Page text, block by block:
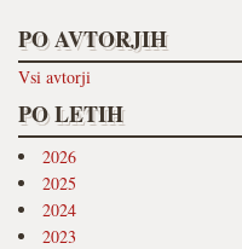
PO AVTORJIH
Vsi avtorji
PO LETIH
2026
2025
2024
2023